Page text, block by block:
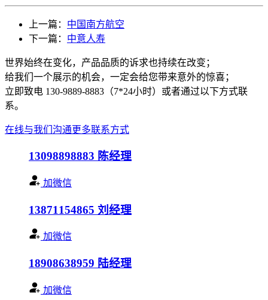
上一篇： 中国南方航空
下一篇： 中意人寿
世界始终在变化，产品品质的诉求也持续在改变；
给我们一个展示的机会，一定会给您带来意外的惊喜；
立即致电 130-9889-8883（7*24小时）或者通过以下方式联
系。
在线与我们沟通更多联系方式
13098898883 陈经理
加微信
13871154865 刘经理
加微信
18908638959 陆经理
加微信